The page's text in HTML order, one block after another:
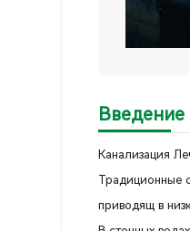
Введение
Канализация
Традиционные
приводящ в